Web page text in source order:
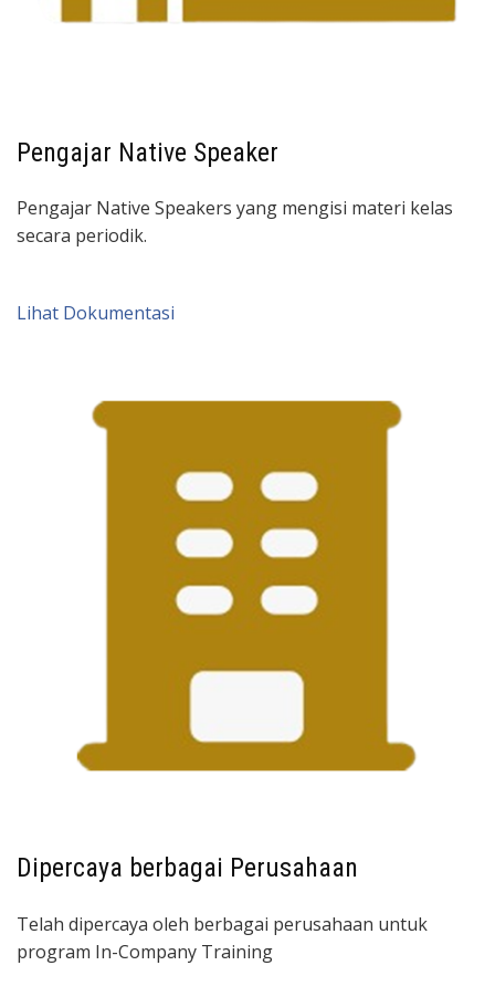
Pengajar Native Speaker
Pengajar Native Speakers yang mengisi materi kelas
secara periodik.
Lihat Dokumentasi
Dipercaya berbagai Perusahaan
Telah dipercaya oleh berbagai perusahaan untuk
program In-Company Training